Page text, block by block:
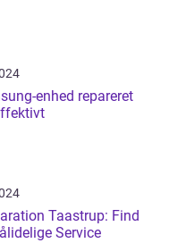
enhed repareret
Taastrup: Find
Service